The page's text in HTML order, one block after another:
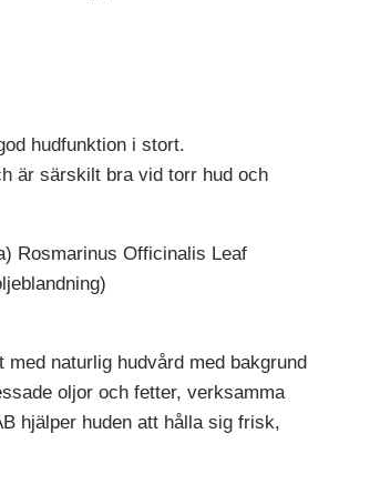
hudfunktion i stort.
är särskilt bra vid torr hud och
Rosmarinus Officinalis Leaf
naturlig hudvård med bakgrund
oljor och fetter, verksamma
hjälper huden att hålla sig frisk,